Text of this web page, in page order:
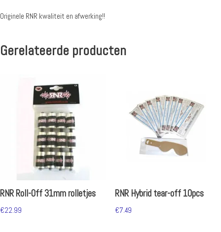
Originele RNR kwaliteit en afwerking!!
Gerelateerde producten
RNR Roll-Off 31mm rolletjes
€22.99
RNR Hybrid tear-off 10pcs
€7.49